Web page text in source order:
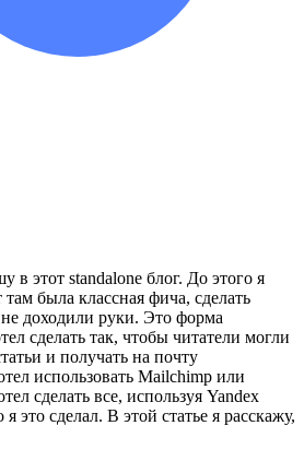
в этот standalone блог. До этого я
была классная фича, сделать
доходили руки. Это форма
сделать так, чтобы читатели могли
и получать на почту
использовать Mailchimp или
сделать все, используя Yandex
это сделал. В этой статье я расскажу,